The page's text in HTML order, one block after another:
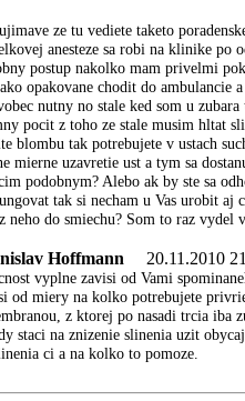
ze tu vediete taketo
anesteze sa robi na klinike po
postup nakolko mam privelmi
opakovane chodit do
nutny no stale ked som u
pocit z toho ze stale musim hltat
blombu tak potrebujete v ustach
mierne uzavretie ust a tym sa
podobnym? Alebo ak by ste sa
tak si necham u Vas urobit
neho do smiechu? Som to raz vydel
Hoffmann 20.11.2010
vyplne zavisi od Vami
od miery na kolko potrebujete
z ktorej po nasadi trcia iba
staci na znizenie slinenia uzit
ci a na kolko to pomoze.